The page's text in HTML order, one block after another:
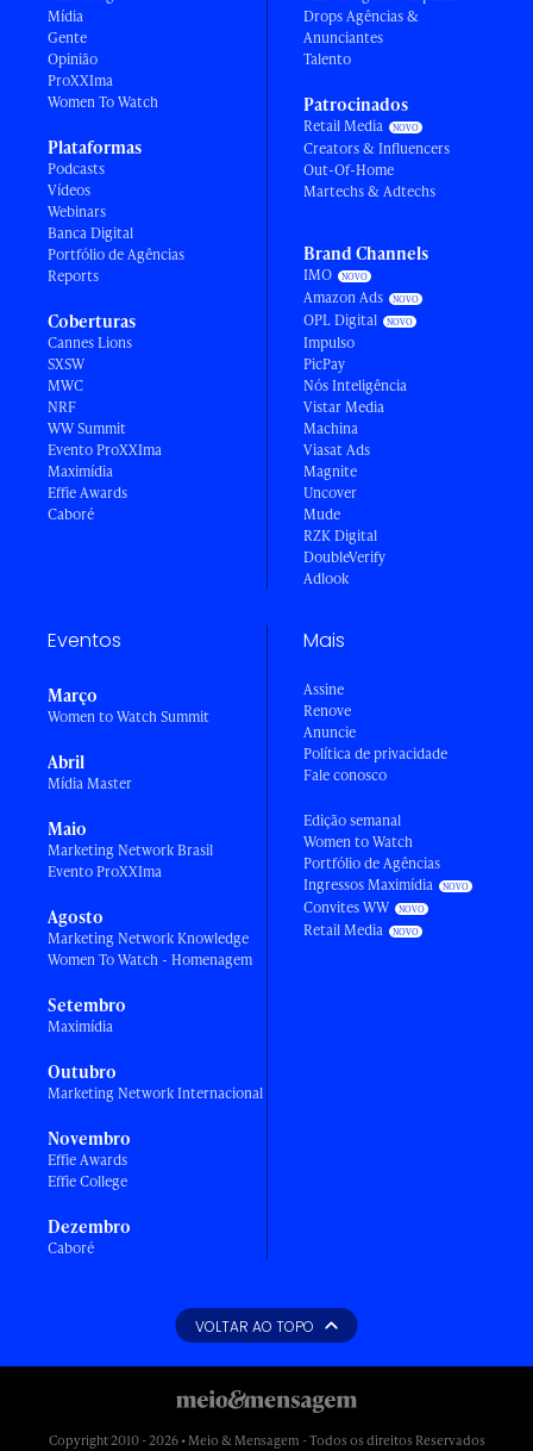
Mídia
Gente
Opinião
ProXXIma
Women To Watch
Plataformas
Podcasts
Vídeos
Webinars
Banca Digital
Portfólio de Agências
Reports
Coberturas
Cannes Lions
SXSW
MWC
NRF
WW Summit
Evento ProXXIma
Maximídia
Effie Awards
Caboré
Drops Agências &
Anunciantes
Talento
Patrocinados
Retail Media
Creators & Influencers
Out-Of-Home
Martechs & Adtechs
Brand Channels
IMO
Amazon Ads
OPL Digital
Impulso
PicPay
Nós Inteligência
Vistar Media
Machina
Viasat Ads
Magnite
Uncover
Mude
RZK Digital
DoubleVerify
Adlook
Eventos
Março
Women to Watch Summit
Abril
Mídia Master
Maio
Marketing Network Brasil
Evento ProXXIma
Agosto
Marketing Network Knowledge
Women To Watch - Homenagem
Setembro
Maximídia
Outubro
Marketing Network Internacional
Novembro
Effie Awards
Effie College
Dezembro
Caboré
Mais
Assine
Renove
Anuncie
Política de privacidade
Fale conosco
Edição semanal
Women to Watch
Portfólio de Agências
Ingressos Maximídia
Convites WW
Retail Media
VOLTAR AO TOPO
Copyright 2010 - 2026 • Meio & Mensagem - Todos os direitos Reservados